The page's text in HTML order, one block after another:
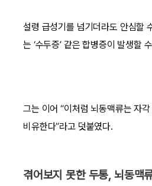
설령 급성기를 넘기더라도 안심할
는 ‘수두증’ 같은 합병증이 발생할
그는 이어 “이처럼 뇌동맥류는 자
비유한다”라고 덧붙였다.
겪어보지 못한 두통, 뇌동맥